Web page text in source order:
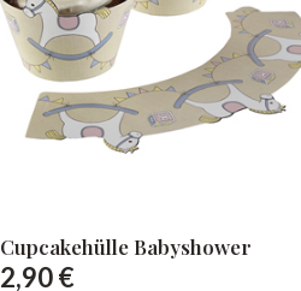
Cupcakehülle Babyshower
2,90 €